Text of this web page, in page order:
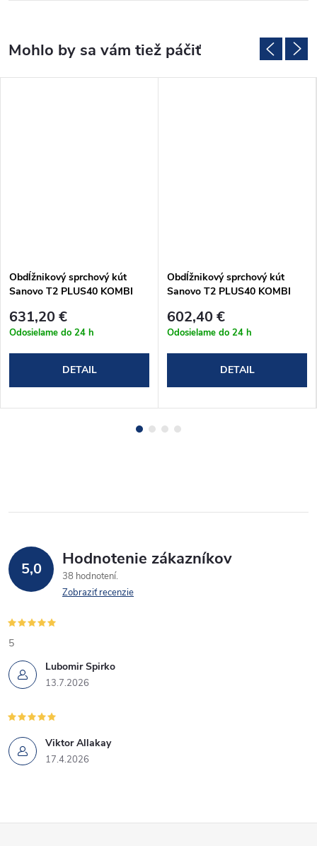
Obdĺžnikový sprchový kút
Sanovo T2 PLUS40 KOMBI
(T2P40K_140100C)
631,20 €
Odosielame do 24 h
DETAIL
Obdĺžnikový sprchový kút
Sanovo T2 PLUS40 KOMBI
(T2P40K_105100C)
602,40 €
Odosielame do 24 h
DETAIL
5,0 Hodnotenie zákazníkov
38 hodnotení
Zobraziť recenzie
Lubomir Spirko
13.7.2026
5
Viktor Allakay
17.4.2026